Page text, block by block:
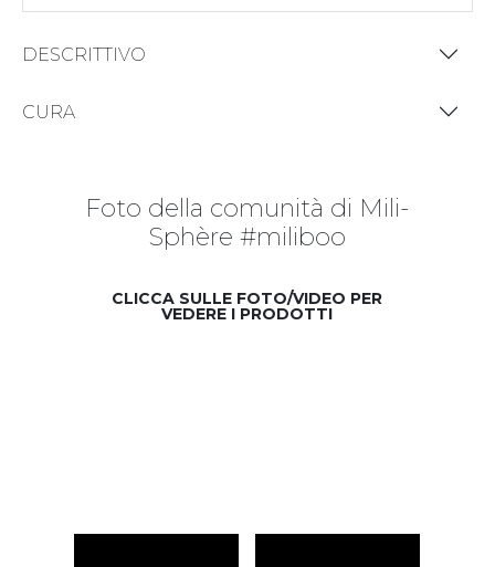
DESCRITTIVO
CURA
Foto della comunità di Mili-
Sphère #miliboo
CLICCA SULLE FOTO/VIDEO PER
VEDERE I PRODOTTI